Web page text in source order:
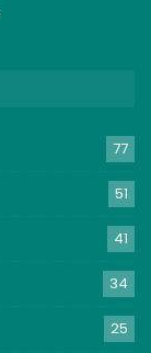
77
51
41
34
25